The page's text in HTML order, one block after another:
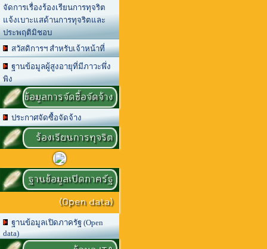
จัดการเรื่องร้องเรียนการทุจริต
แจ้งเบาะแสด้านการทุจริตและ
ประพฤติมิชอบ
สวัสดิการฯ สำหรับเจ้าหน้าที่
ฐานข้อมูลผู้สูงอายุที่มีภาวะพึ่ง
พิง
ข้อมูลการจัดซื้อจัดจ้าง
ประกาศจัดซื้อจัดจ้าง
ร้องเรียนการทุจริต
ฐานข้อมูลเปิดภาครัฐ
(Open data)
ฐานข้อมูลเปิดภาครัฐ (Open
data)